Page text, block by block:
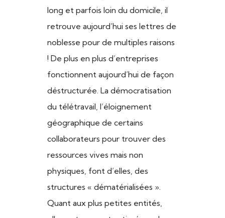
long et parfois loin du domicile, il
retrouve aujourd’hui ses lettres de
noblesse pour de multiples raisons
! De plus en plus d’entreprises
fonctionnent aujourd’hui de façon
déstructurée. La démocratisation
du télétravail, l’éloignement
géographique de certains
collaborateurs pour trouver des
ressources vives mais non
physiques, font d’elles, des
structures « dématérialisées ».
Quant aux plus petites entités,